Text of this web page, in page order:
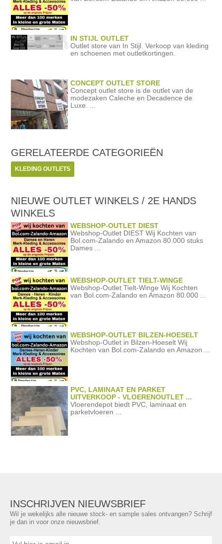
IN STIJL OUTLET
Outlet store van In Stijl. Verkoop van kleding
en schoenen met outletkortingen.
CONCEPT OUTLET STORE
Concept outlet store is de outlet van de
modezaken Caleche en Decadence de
Luxe. ...
GERELATEERDE CATEGORIEËN
KLEDING OUTLETS
NIEUWE OUTLET WINKELS / 2E HANDS
WINKELS
WEBSHOP-OUTLET DIEST
Webshop-Outlet DIEST Wij Kochten van
Bol.com-Zalando en Amazon 80.000 stuks
Dames ...
WEBSHOP-OUTLET TIELT-WINGE
Webshop-Outlet Tielt-Winge Wij Kochten
van Bol.com-Zalando en Amazon 80.000 ...
WEBSHOP-OUTLET BILZEN-HOESELT
Webshop-Outlet in Bilzen-Hoeselt Wij
Kochten van Bol.com-Zalando en Amazon ...
PVC, LAMINAAT EN PARKET
UITVERKOOP - VLOERENOUTLET ...
Vloerendepot biedt PVC, laminaat en
parketvloeren ...
INSCHRIJVEN NIEUWSBRIEF
Wil je wekelijks alle nieuwe stock- en sample sales ontvangen? Schrijf
je dan in voor onze nieuwsbrief.